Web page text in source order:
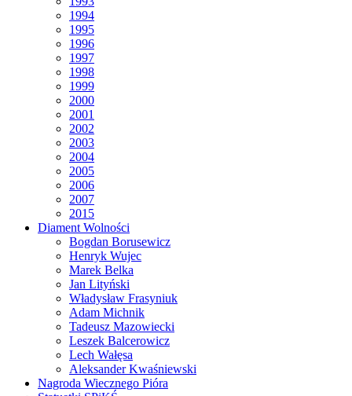
1994
1995
1996
1997
1998
1999
2000
2001
2002
2003
2004
2005
2006
2007
2015
Diament Wolności
Bogdan Borusewicz
Henryk Wujec
Marek Belka
Jan Lityński
Władysław Frasyniuk
Adam Michnik
Tadeusz Mazowiecki
Leszek Balcerowicz
Lech Wałęsa
Aleksander Kwaśniewski
Nagroda Wiecznego Pióra